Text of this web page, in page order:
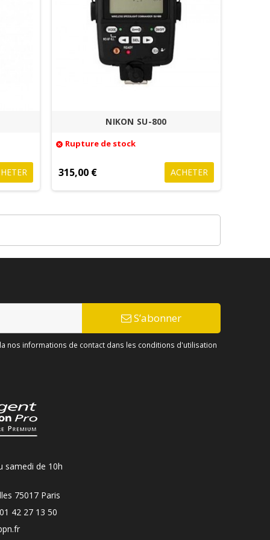
NIKON SU-800
cancel Rupture de stock
315,00 € ACHETER
S’abonner
nos informations de contact dans les conditions d'utilisation
samedi de 10h
75017 Paris
01 42 27 13 50